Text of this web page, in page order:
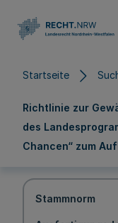
Startseite
Richtlinie zur
des
Chancen“ zum
Stammnorm